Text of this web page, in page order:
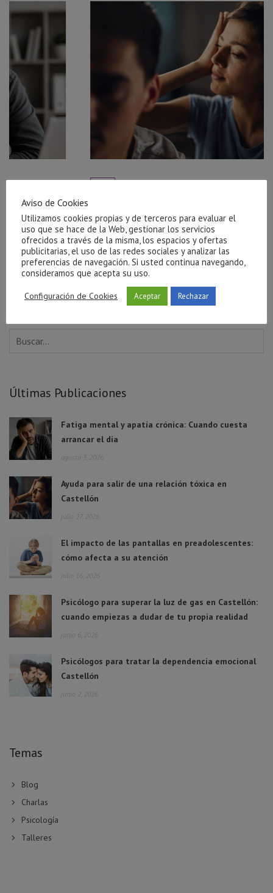
julio 27, 2026
Últimas Publicaciones
Fatiga mental y apatía crónica: Cuando cuesta
arrancar el día
agosto 3, 2026
Ayuda para salir de una relación tóxica en
Castellón
julio 27, 2026
El impacto de las pantallas en preadolescentes:
cómo afecta a su atención
julio 16, 2026
Psicólogo para superar la luz de gas en Castellón:
cuando empiezas a dudar de tu propia realidad
junio 6, 2026
Psicólogos para tratar la dependencia emocional
Castellón
junio 2, 2026
Temas
Blog
Charlas
Psicología
Talleres
Aviso de Cookies
Utilizamos cookies propias y de terceros para evaluar el
uso que se hace de la Web, gestionar los servicios
ofrecidos a través de la misma, los espacios y ofertas
publicitarias, el uso de las redes sociales y analizar las
preferencias de navegación. Si usted continua navegando,
consideramos que acepta su uso.
Configuración de Cookies Aceptar Rechazar